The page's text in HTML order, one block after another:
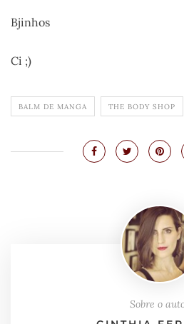
Bjinhos
Ci ;)
BALM DE MANGA THE BODY SHOP
Sobre o